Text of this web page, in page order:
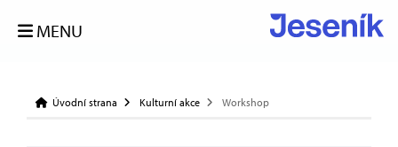
MENU
Úvodní strana Kulturní akce Workshop